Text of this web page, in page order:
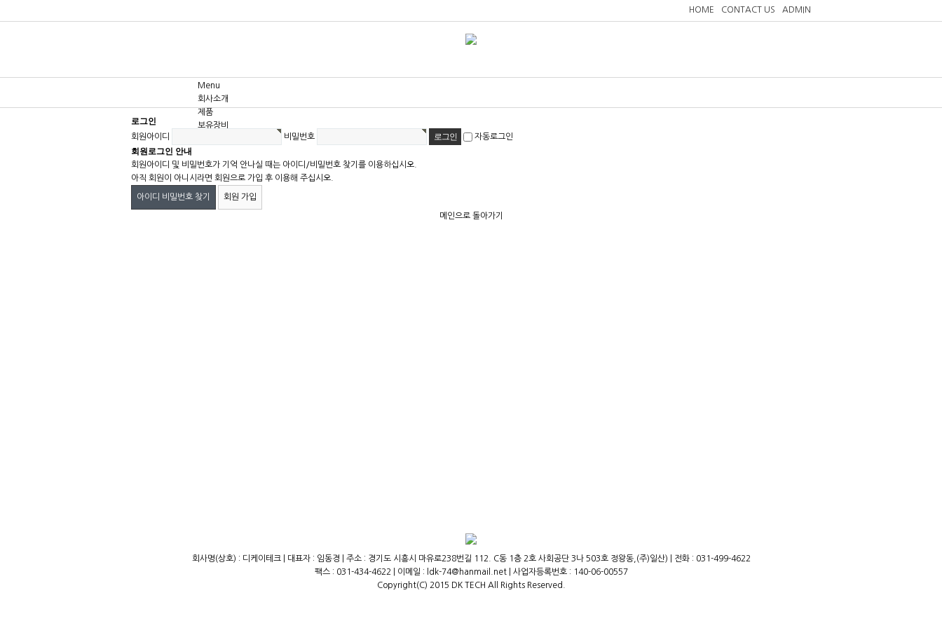
HOME CONTACT US ADMIN
Menu
회사소개
제품
보유장비
로그인
회원아이디 비밀번호 자동로그인
회원로그인 안내
회원아이디 및 비밀번호가 기억 안나실 때는 아이디/비밀번호 찾기를 이용하십시오.
아직 회원이 아니시라면 회원으로 가입 후 이용해 주십시오.
아이디 비밀번호 찾기 회원 가입
메인으로 돌아가기
회사명(상호) : 디케이테크 | 대표자 : 임동경 | 주소 : 경기도 시흥시 마유로238번길 112. C동 1층 2호 사회공단 3나 503호 정왕동,(주)일산) | 전화 : 031-499-4622
팩스 : 031-434-4622 | 이메일 : ldk-74@hanmail.net | 사업자등록번호 : 140-06-00557
Copyright(C) 2015 DK TECH All Rights Reserved.